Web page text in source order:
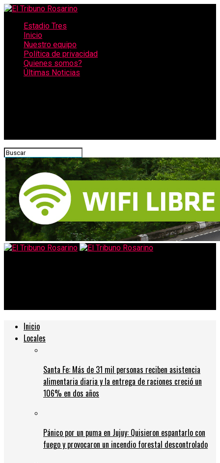
Estadio Tres
Inicio
Nuestro equipo
Política de privacidad
Quienes somos?
Últimas Noticias
Inicio
Locales
Santa Fe: Más de 31 mil personas reciben asistencia
alimentaria diaria y la entrega de raciones creció un
106% en dos años
Pánico por un puma en Jujuy: Quisieron espantarlo con
fuego y provocaron un incendio forestal descontrolado